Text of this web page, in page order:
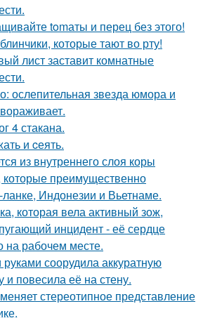
tomаты и перец без этого!
которые тают во рту!
лист заставит комнатные
ослепительная звезда юмора и
4 стакана.
и cеять.
из внутреннего слоя коры
которые преимущественно
Индонезии и Вьетнаме.
которая вела активный зож,
инцидент - её сердце
на рабочем месте.
соорудила аккуратную
и повесила её на стену.
стереотипное представление